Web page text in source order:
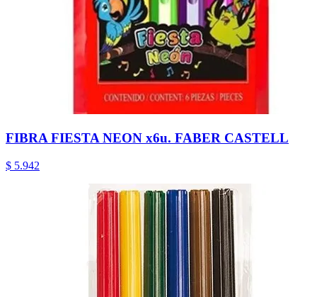
FIBRA FIESTA NEON x6u. FABER CASTELL
$ 5.942